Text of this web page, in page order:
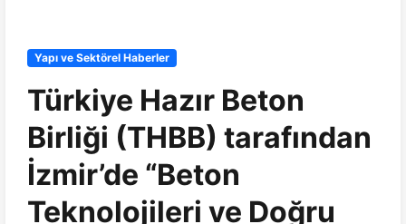
Yapı ve Sektörel Haberler
Türkiye Hazır Beton
Birliği (THBB) tarafından
İzmir’de “Beton
Teknolojileri ve Doğru